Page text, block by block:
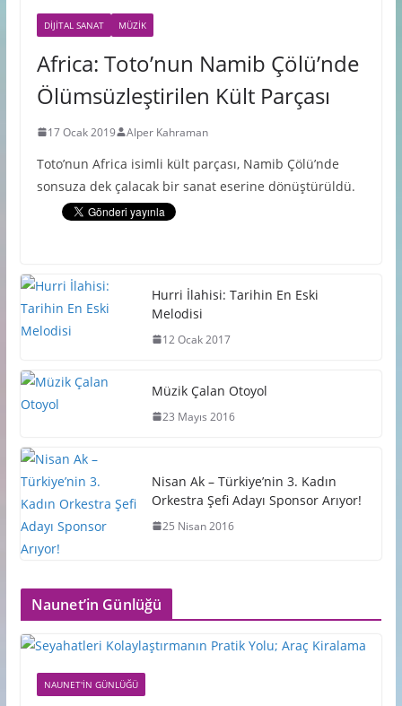
DIJITAL SANAT MÜZIK
Africa: Toto’nun Namib Çölü’nde
Ölümsüzleştirilen Kült Parçası
17 Ocak 2019 Alper Kahraman
Toto’nun Africa isimli kült parçası, Namib Çölü’nde
sonsuza dek çalacak bir sanat eserine dönüştürüldü.
Hurri İlahisi: Tarihin En Eski
Melodisi
12 Ocak 2017
Müzik Çalan Otoyol
23 Mayıs 2016
Nisan Ak – Türkiye’nin 3. Kadın
Orkestra Şefi Adayı Sponsor Arıyor!
25 Nisan 2016
Naunet’in Günlüğü
NAUNET'IN GÜNLÜĞÜ